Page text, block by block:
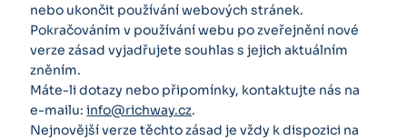
nebo ukončit používání webových stránek.
Pokračováním v používání webu po zveřejnění nové
verze zásad vyjadřujete souhlas s jejich aktuálním
zněním.
Máte-li dotazy nebo připomínky, kontaktujte nás na
e-mailu:info@richway.cz.
Nejnovější verze těchto zásad je vždy k dispozici na